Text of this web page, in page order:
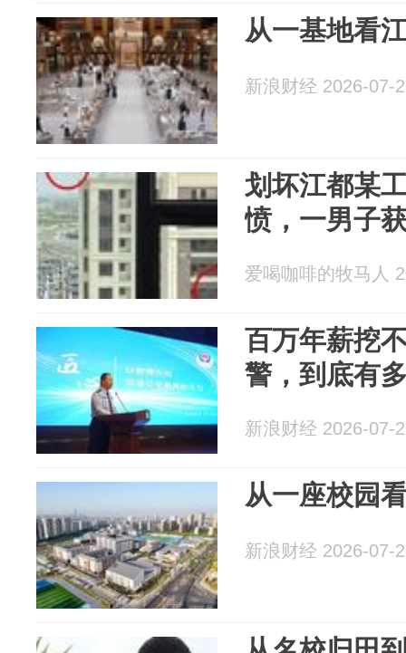
从一基地看
新浪财经 2026-07-
划坏江都某
愤，一男子
爱喝咖啡的牧马人
百万年薪挖
警，到底有
新浪财经 2026-07-
从一座校园
新浪财经 2026-07-